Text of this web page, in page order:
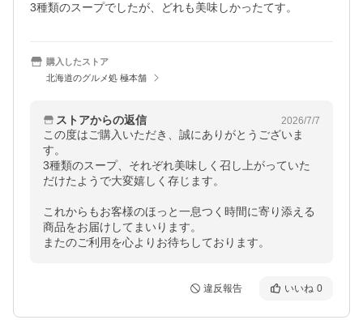
3種類のスープでしたが、どれも美味しかったてす。
購入したストア
北海道のグルメ処 極本舗
ストアからの返信 2026/7/7
この度はご購入いただき、誠にありがとうございま
す。
3種類のスープ、それぞれ美味しく召し上がっていた
だけたようで大変嬉しく存じます。
これからもお客様のほっと一息つく時間に寄り添える
商品をお届けしてまいります。
またのご利用を心よりお待ちしております。
違反報告 いいね 0